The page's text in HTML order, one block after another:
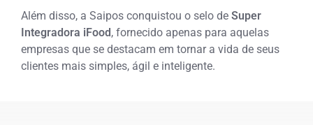
Além disso, a Saipos conquistou o selo deSuper
Integradora iFood, fornecido apenas para aquelas
empresas que se destacam em tornar a vida de seus
clientes mais simples, ágil e inteligente.